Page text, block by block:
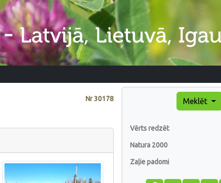
Nr30178 Meklēt
Vērts redzēt
Natura 2000
Zaļie padomi